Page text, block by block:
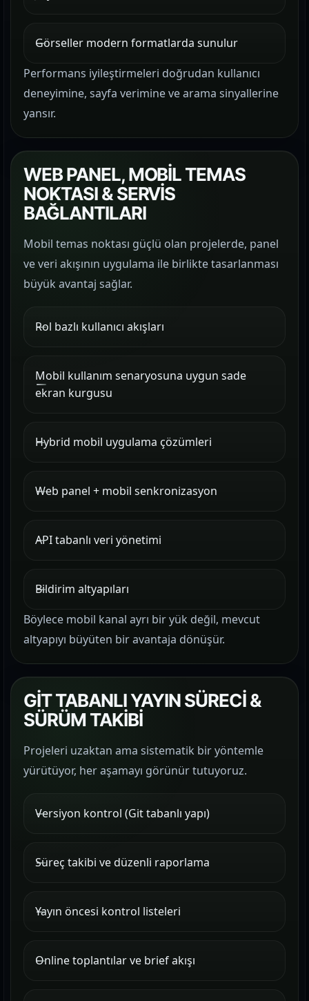
Görseller modern formatlarda sunulur
Performans iyileştirmeleri doğrudan kullanıcı
deneyimine, sayfa verimine ve arama sinyallerine
yansır.
WEB PANEL, MOBİL TEMAS
NOKTASI & SERVİS
BAĞLANTILARI
Mobil temas noktası güçlü olan projelerde, panel
ve veri akışının uygulama ile birlikte tasarlanması
büyük avantaj sağlar.
Rol bazlı kullanıcı akışları
Mobil kullanım senaryosuna uygun sade
ekran kurgusu
Hybrid mobil uygulama çözümleri
Web panel + mobil senkronizasyon
API tabanlı veri yönetimi
Bildirim altyapıları
Böylece mobil kanal ayrı bir yük değil, mevcut
altyapıyı büyüten bir avantaja dönüşür.
GİT TABANLI YAYIN SÜRECİ &
SÜRÜM TAKİBİ
Projeleri uzaktan ama sistematik bir yöntemle
yürütüyor, her aşamayı görünür tutuyoruz.
Versiyon kontrol (Git tabanlı yapı)
Süreç takibi ve düzenli raporlama
Yayın öncesi kontrol listeleri
Online toplantılar ve brief akışı